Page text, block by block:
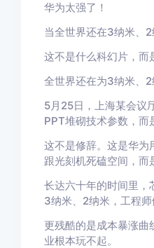
华为太强了！
当全世界还在3纳米、2
这不是什么科幻片，而
全世界还在为3纳米、
5月25日，上海某会议
PPT堆砌技术参数，而
这不是修辞。这是华
跟光刻机死磕空间，而
长达六十年的时间里，
3纳米、2纳米，工程
更残酷的是成本暴涨曲
业根本玩不起。